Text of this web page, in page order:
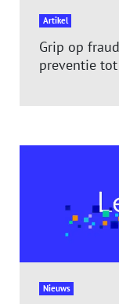
Artikel
Grip op
preventie
Nieuws